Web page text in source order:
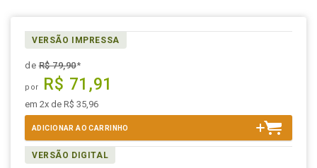
VERSÃO IMPRESSA
deR$ 79,90*
por R$ 71,91
em 2x de R$ 35,96
ADICIONAR AO CARRINHO
VERSÃO DIGITAL